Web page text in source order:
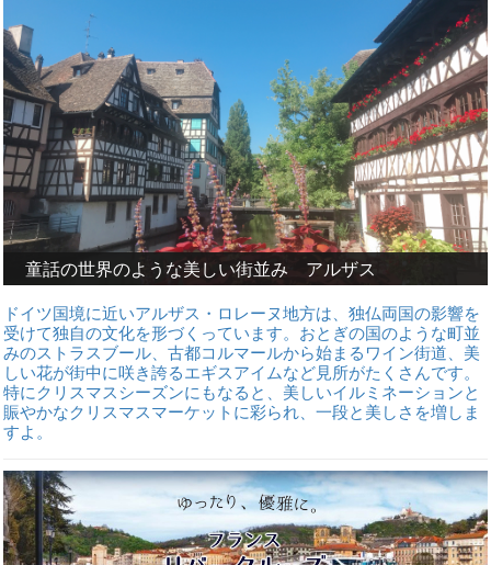
童話の世界のような美しい街並み アルザス
ドイツ国境に近いアルザス・ロレーヌ地方は、独仏両国の影響を
受けて独自の文化を形づくっています。おとぎの国のような町並
みのストラスブール、古都コルマールから始まるワイン街道、美
しい花が街中に咲き誇るエギスアイムなど見所がたくさんです。
特にクリスマスシーズンにもなると、美しいイルミネーションと
賑やかなクリスマスマーケットに彩られ、一段と美しさを増しま
すよ。